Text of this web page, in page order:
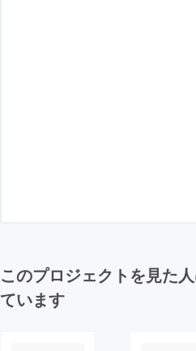
このプロジェクトを見た
ています